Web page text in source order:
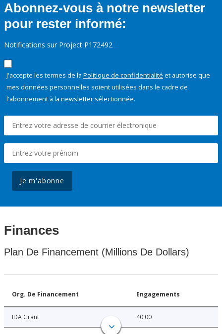
Abonnez-vous à notre newsletter
pour rester informé:
Notifications sur Project P172492
J'accepte les termes de la Politique de confidentialité et autorise que
mes données personnelles soient utilisées dans le cadre de
l'abonnement à la newsletter sélectionnée.
Je m'abonne
Finances
Plan De Financement (Millions De Dollars)
Org. De Financement Engagements
IDA Grant 40.00